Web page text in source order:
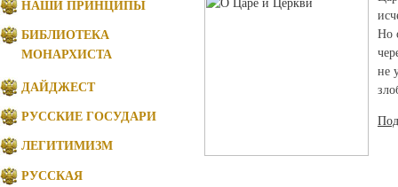
Но
не
НАШИ ПРИНЦИПЫ
БИБЛИОТЕКА
МОНАРХИСТА
ДАЙДЖЕСТ
РУССКИЕ ГОСУДАРИ
ЛЕГИТИМИЗМ
РУССКАЯ